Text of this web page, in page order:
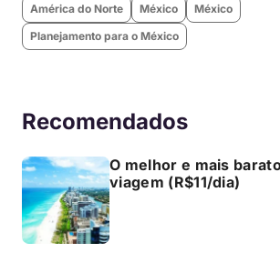
América do Norte México
México
Planejamento para o México
Recomendados
O melhor e mais
viagem (R$11/dia)